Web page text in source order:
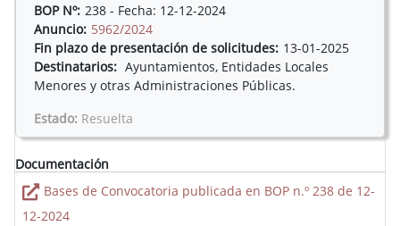
BOP Nº: 238 - Fecha: 12-12-2024
Anuncio: 5962/2024
Fin plazo de presentación de solicitudes: 13-01-2025
Destinatarios: Ayuntamientos, Entidades Locales
Menores y otras Administraciones Públicas.
Estado: Resuelta
Documentación
Bases de Convocatoria publicada en BOP n.º 238 de 12-
12-2024